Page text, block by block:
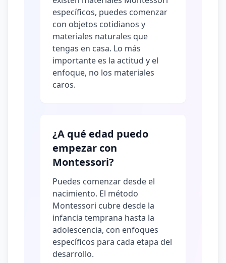
específicos, puedes comenzar
con objetos cotidianos y
materiales naturales que
tengas en casa. Lo más
importante es la actitud y el
enfoque, no los materiales
caros.
¿A qué edad puedo
empezar con
Montessori?
Puedes comenzar desde el
nacimiento. El método
Montessori cubre desde la
infancia temprana hasta la
adolescencia, con enfoques
específicos para cada etapa del
desarrollo.